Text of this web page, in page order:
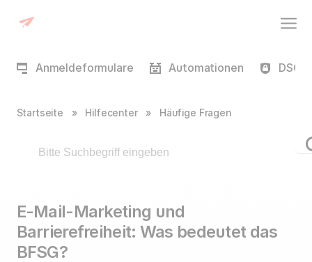
Anmeldeformulare Automationen
Startseite » Hilfecenter » Häufige Fragen
E-Mail-Marketing und
Barrierefreiheit: Was bedeutet das
BFSG?